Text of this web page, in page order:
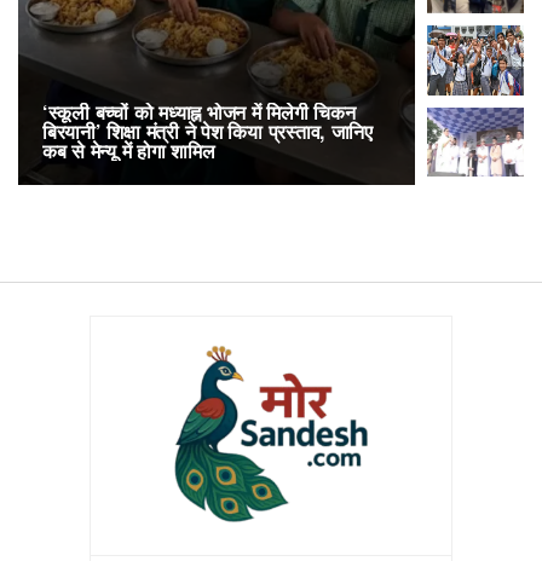
‘स्कूली बच्चों को मध्याह्न भोजन में मिलेगी चिकन
बिरयानी’ शिक्षा मंत्री ने पेश किया प्रस्ताव, जानिए
कब से मेन्यू में होगा शामिल
RailOne
लोकप्रिय,
अनारक्षित